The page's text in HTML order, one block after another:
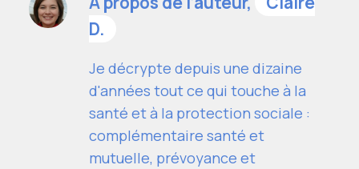
D.
Je décrypte depuis une dizaine
d'années tout ce qui touche à la
santé et à la protection sociale :
complémentaire santé et
mutuelle, prévoyance et